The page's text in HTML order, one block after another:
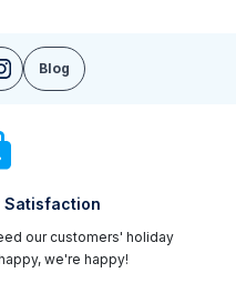
Geçmiş dönemde
bu şirin yer için.
ismi ile anılmasının
en popüler ve en
merkeze 110 km
gelen misafirlerin yer
için otel, pansiyon,
Blog
Satisfaction
our customers' holiday
we're happy!